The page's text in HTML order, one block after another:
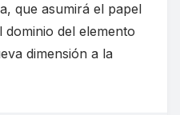
que asumirá el papel
del elemento
dimensión a la